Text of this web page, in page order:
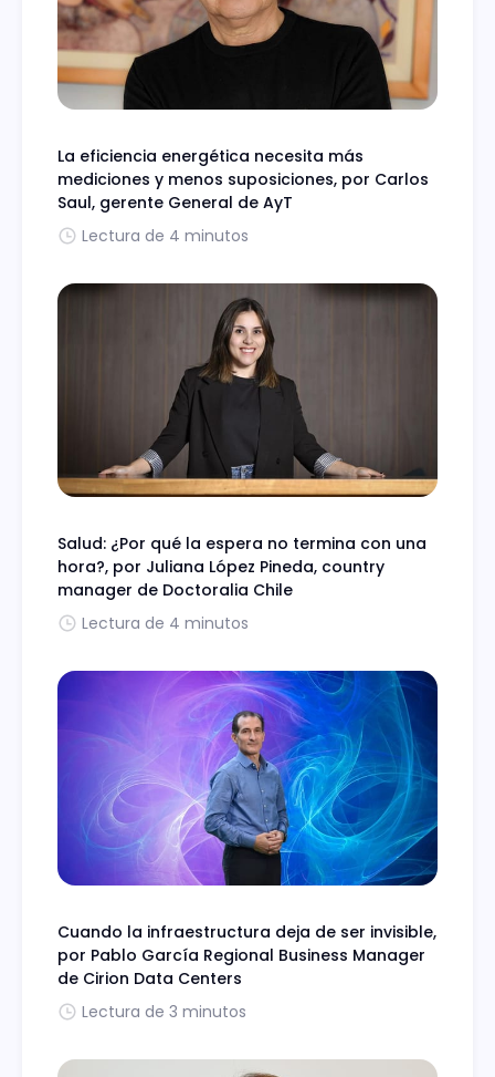
La eficiencia energética necesita más
mediciones y menos suposiciones, por Carlos
Saul, gerente General de AyT
Lectura de 4 minutos
Salud: ¿Por qué la espera no termina con una
hora?, por Juliana López Pineda, country
manager de Doctoralia Chile
Lectura de 4 minutos
Cuando la infraestructura deja de ser invisible,
por Pablo García Regional Business Manager
de Cirion Data Centers
Lectura de 3 minutos